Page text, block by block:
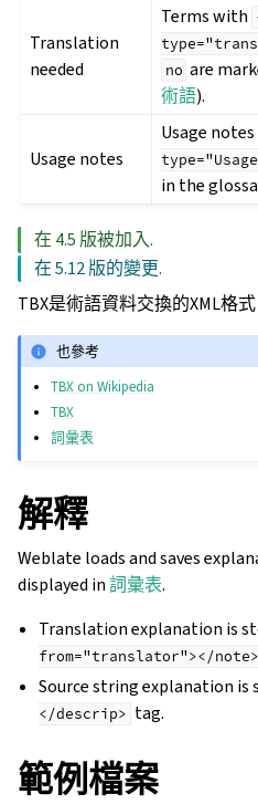
Translation
needed
Terms with
no are
術語).
Usage notes
Usage
type="Usage
in the
在 4.5 版被加入.
在 5.12 版的變更.
TBX是術語資料交換的XML格式
也參考
TBX on Wikipedia
TBX
詞彙表
解釋
Weblate loads and saves
displayed in詞彙表.
Translation explanation is
from="translator"></note>
Source string explanation is
</descrip> tag.
範例檔案